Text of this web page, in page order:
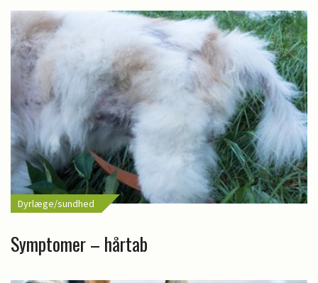
Dyrlæge/sundhed
Symptomer – hårtab